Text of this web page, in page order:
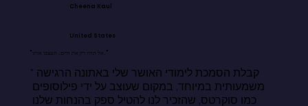
Cheena Kaul
United States
"אל תחיו רק את היום. תעצבו אותו."
"קבלת הסמכת לימודי האושר שלי באתונה הרגישה